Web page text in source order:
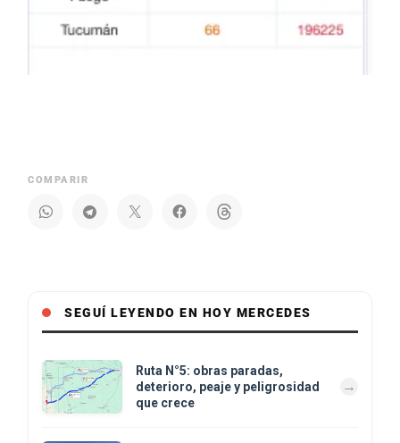
COMPARIR
SEGUÍ LEYENDO EN HOY MERCEDES
Ruta N°5: obras paradas,
deterioro, peaje y peligrosidad
que crece